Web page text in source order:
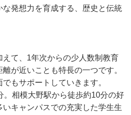
発想力を育成する、歴史と伝統
て、1年次からの少人数制教育
が近いことも特長の一つです。
もサポートしていきます。
。相模大野駅から徒歩約10分の好
キャンパスでの充実した学生生